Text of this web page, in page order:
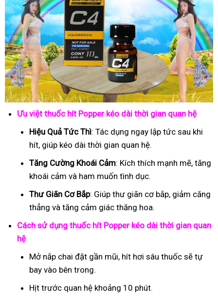
Ưu việt thuốc hít Popper kéo dài thời gian quan hệ
Hiệu Quả Tức Thì: Tác dụng ngay lập tức sau khi
hít, giúp kéo dài thời gian quan hệ.
Tăng Cường Khoái Cảm: Kích thích mạnh mẽ, tăng
khoái cảm và ham muốn tình dục.
Thư Giãn Cơ Bắp: Giúp thư giãn cơ bắp, giảm căng
thẳng và tăng cảm giác thăng hoa.
Cách sử dụng thuốc hít Popper kéo dài thời gian quan
hệ
Mở nắp chai đặt gần mũi, hít hơi sâu thuốc sẽ tự
bay vào bên trong.
Hịt trước quan hệ khoảng 10 phút.